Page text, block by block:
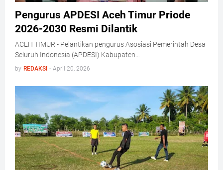
Pengurus APDESI Aceh Timur Priode
2026-2030 Resmi Dilantik
ACEH TIMUR - Pelantikan pengurus Asosiasi Pemerintah Desa
Seluruh Indonesia (APDESI) Kabupaten…
by REDAKSI - April 20, 2026